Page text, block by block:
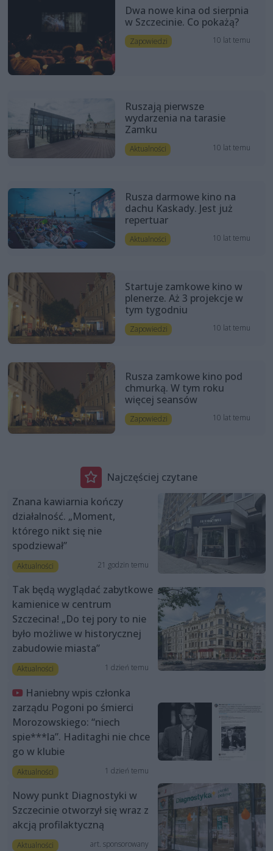
Dwa nowe kina od sierpnia
w Szczecinie. Co pokażą?
Zapowiedzi 10 lat temu
Ruszają pierwsze
wydarzenia na tarasie
Zamku
Aktualności 10 lat temu
Rusza darmowe kino na
dachu Kaskady. Jest już
repertuar
Aktualności 10 lat temu
Startuje zamkowe kino w
plenerze. Aż 3 projekcje w
tym tygodniu
Zapowiedzi 10 lat temu
Rusza zamkowe kino pod
chmurką. W tym roku
więcej seansów
Zapowiedzi 10 lat temu
Najczęściej czytane
Znana kawiarnia kończy
działalność. „Moment,
którego nikt się nie
spodziewał”
Aktualności 21 godzin temu
Tak będą wyglądać zabytkowe
kamienice w centrum
Szczecina! „Do tej pory to nie
było możliwe w historycznej
zabudowie miasta”
Aktualności 1 dzień temu
Haniebny wpis członka
zarządu Pogoni po śmierci
Morozowskiego: “niech
spie***la”. Haditaghi nie chce
go w klubie
Aktualności 1 dzień temu
Nowy punkt Diagnostyki w
Szczecinie otworzył się wraz z
akcją profilaktyczną
Aktualności art. sponsorowany